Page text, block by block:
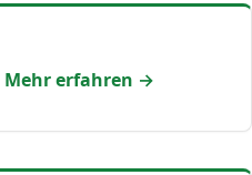
Mehr erfahren →